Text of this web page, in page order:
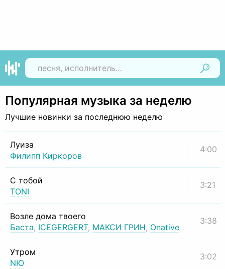
Популярная музыка за неделю
Лучшие новинки за последнюю неделю
Луиза
Филипп Киркоров
4:00
С тобой
TONI
3:21
Возле дома твоего
Баста, ICEGERGERT, МАКСИ ГРИН, Onative
3:38
Утром
NЮ
3:02